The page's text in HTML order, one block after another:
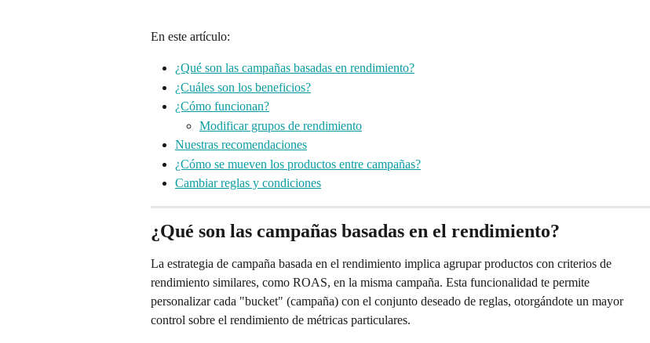
En este artículo:
¿Qué son las campañas basadas en rendimiento?
¿Cuáles son los beneficios?
¿Cómo funcionan?
Modificar grupos de rendimiento
Nuestras recomendaciones
¿Cómo se mueven los productos entre campañas?
Cambiar reglas y condiciones
¿Qué son las campañas basadas en el rendimiento?
La estrategia de campaña basada en el rendimiento implica agrupar productos con criterios de
rendimiento similares, como ROAS, en la misma campaña. Esta funcionalidad te permite
personalizar cada "bucket" (campaña) con el conjunto deseado de reglas, otorgándote un mayor
control sobre el rendimiento de métricas particulares.